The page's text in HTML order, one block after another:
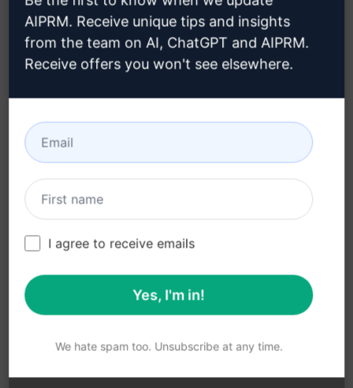
相关好处：
可信度
结合原作者独特见解，为网页优化提供新思路和创
意
在克劳德上试用 试用 ChatGPT
提示统计
4,974 0 3,209
AIPRM. Receive unique tips and insights
from the team on AI, ChatGPT and AIPRM.
Receive offers you won't see elsewhere.
I agree to receive emails
Yes, I'm in!
We hate spam too. Unsubscribe at any time.